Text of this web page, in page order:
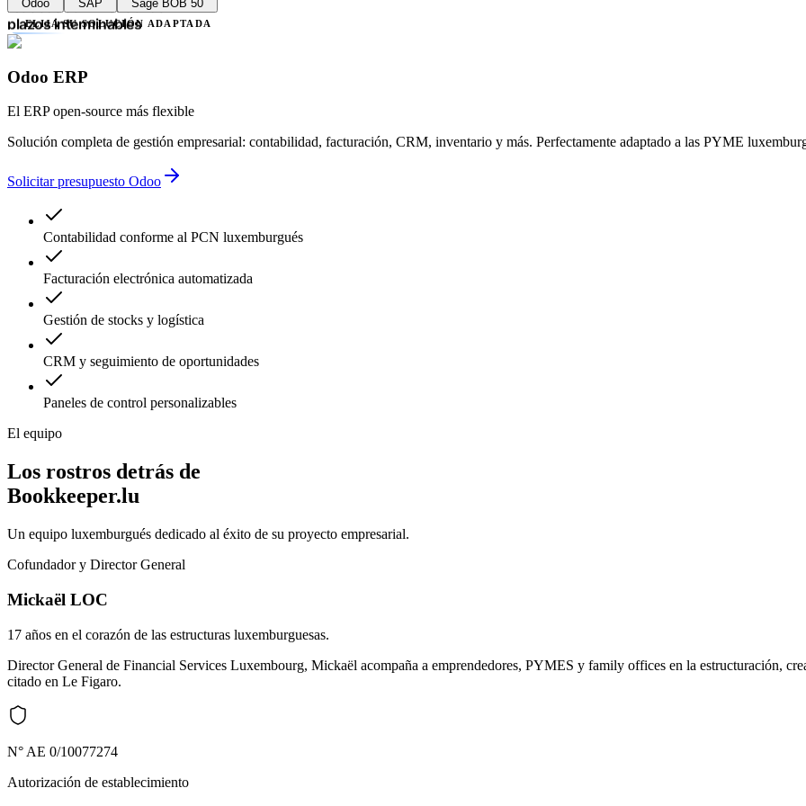
retrasos administrativos
plazos interminables
falta de transparencia
complejidad innecesaria
retrasos administrativos
Odoo SAP Sage BOB 50
ELIJA SU SOLUCIÓN ADAPTADA
Odoo ERP
El ERP open-source más flexible
Solución completa de gestión empresarial: contabilidad, facturación, CRM, inventario y más. Perfectamente adaptado a las PYME
Solicitar presupuesto Odoo
Contabilidad conforme al PCN luxemburgués
Facturación electrónica automatizada
Gestión de stocks y logística
CRM y seguimiento de oportunidades
Paneles de control personalizables
El equipo
Los rostros detrás de
Bookkeeper.lu
Un equipo luxemburgués dedicado al éxito de su proyecto empresarial.
Cofundador y Director General
Mickaël LOC
17 años en el corazón de las estructuras luxemburguesas.
Director General de Financial Services Luxembourg, Mickaël acompaña a emprendedores, PYMES y family offices en la estructuración,
citado en Le Figaro.
N° AE 0/10077274
Autorización de establecimiento